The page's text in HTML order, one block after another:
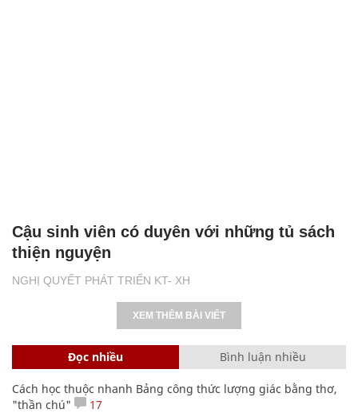
NGHỊ QUYẾT PHÁT TRIỂN KT- XH
Cậu sinh viên có duyên với những tủ sách
thiện nguyện
XEM THÊM BÀI VIẾT
Đọc nhiều Bình luận nhiều
Cách học thuộc nhanh Bảng công thức lượng giác bằng thơ,
"thần chú"
17